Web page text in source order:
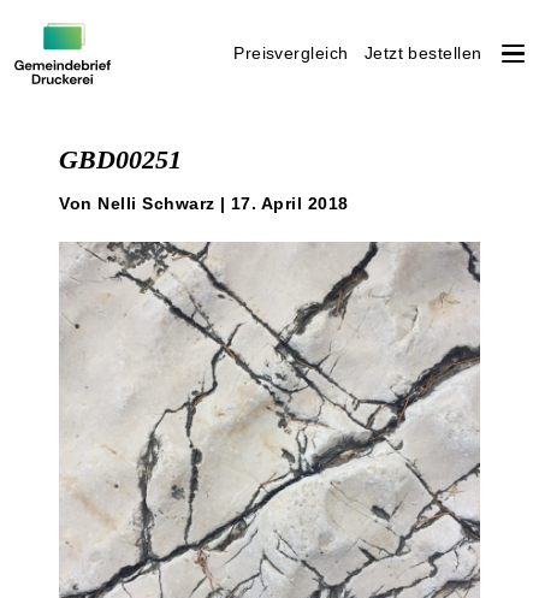
Preisvergleich Jetzt bestellen
GBD00251
Von Nelli Schwarz | 17. April 2018